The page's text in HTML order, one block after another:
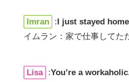
Imran :I just stayed
イムラン：家で仕事してた
Lisa :You’re a